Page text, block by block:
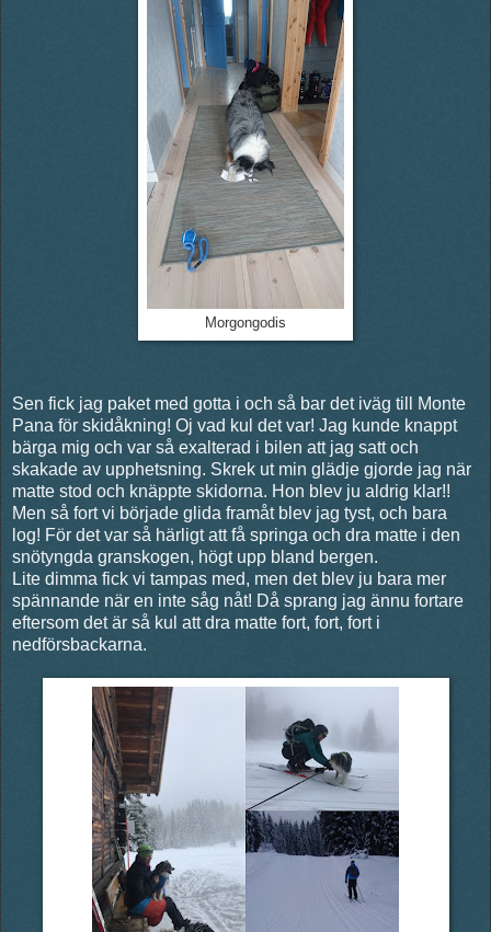
Morgongodis
Sen fick jag paket med gotta i och så bar det iväg till Monte
Pana för skidåkning! Oj vad kul det var! Jag kunde knappt
bärga mig och var så exalterad i bilen att jag satt och
skakade av upphetsning. Skrek ut min glädje gjorde jag när
matte stod och knäppte skidorna. Hon blev ju aldrig klar!!
Men så fort vi började glida framåt blev jag tyst, och bara
log! För det var så härligt att få springa och dra matte i den
snötyngda granskogen, högt upp bland bergen.
Lite dimma fick vi tampas med, men det blev ju bara mer
spännande när en inte såg nåt! Då sprang jag ännu fortare
eftersom det är så kul att dra matte fort, fort, fort i
nedförsbackarna.